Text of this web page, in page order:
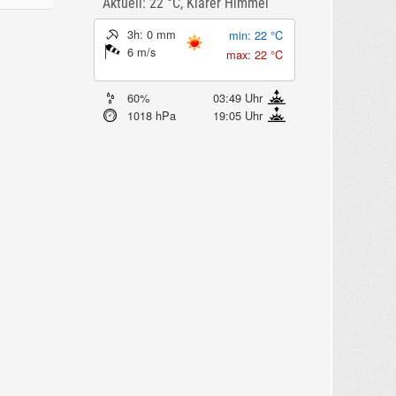
3h: 0 mm
6 m/s
min: 22 °C
max: 22 °C
60%
03:49 Uhr
1018 hPa
19:05 Uhr